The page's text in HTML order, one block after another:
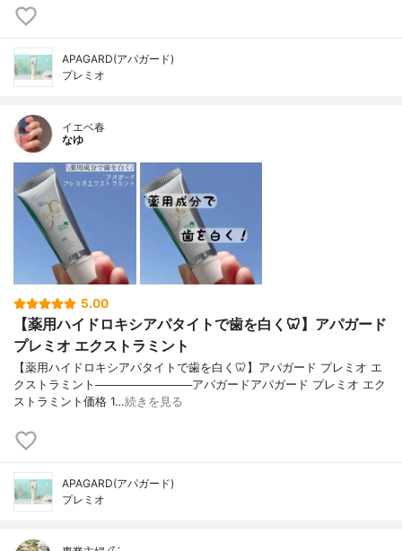
APAGARD(アパガード)
プレミオ
イエベ春
なゆ
5.00
【薬用ハイドロキシアパタイトで歯を白く🦷】アパガード
プレミオ エクストラミント
【薬用ハイドロキシアパタイトで歯を白く🦷】アパガード プレミオ エ
クストラミント────────────アパガードアパガード プレミオ エク
ストラミント価格 1…続きを見る
APAGARD(アパガード)
プレミオ